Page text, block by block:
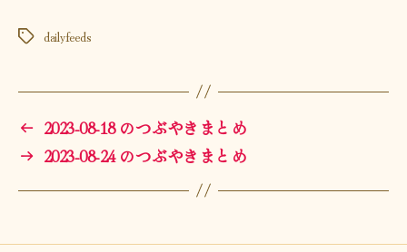
タ
dailyfeeds
← 2023-08-18 のつぶやきまとめ
→ 2023-08-24 のつぶやきまとめ